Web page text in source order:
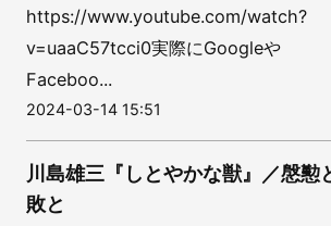
https://www.youtube.com/watch?
v=uaaC57tcci0実際にGoogleや
Faceboo...
2024-03-14 15:51
川島雄三『しとやかな獣』／慇懃
敗と